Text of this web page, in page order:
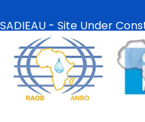
SADIEAU - Site Under